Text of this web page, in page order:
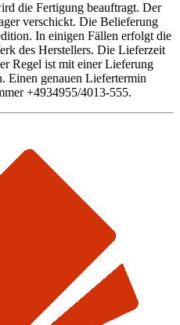
die Fertigung beauftragt. Der
verschickt. Die Belieferung
In einigen Fällen erfolgt die
des Herstellers. Die Lieferzeit
Regel ist mit einer Lieferung
Einen genauen Liefertermin
+4934955/4013-555.